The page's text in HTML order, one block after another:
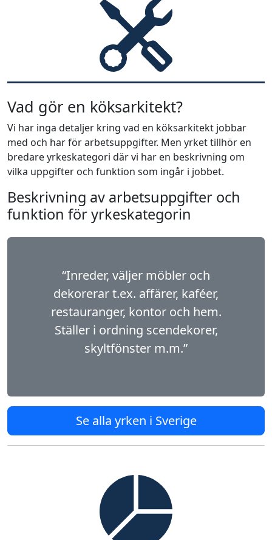
Vad gör en köksarkitekt?
Vi har inga detaljer kring vad en köksarkitekt jobbar
med och har för arbetsuppgifter. Men yrket tillhör en
bredare yrkeskategori där vi har en beskrivning om
vilka uppgifter och funktion som ingår i jobbet.
Beskrivning av arbetsuppgifter och
funktion för yrkeskategorin
“Inreder, väljer möbler och
dekorerar t.ex. affärer, kaféer,
restauranger, kontor och hem.
Ställer i ordning scendekorer,
skyltfönster m.m.”
Se alla yrken i Sverige